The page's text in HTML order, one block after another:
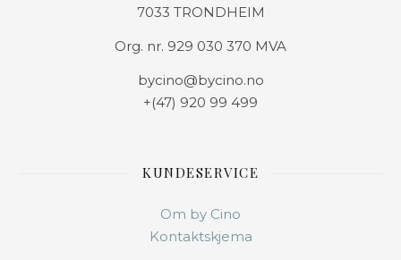
7033 TRONDHEIM
Org. nr. 929 030 370 MVA
bycino@bycino.no
+(47) 920 99 499
KUNDESERVICE
Om by Cino
Kontaktskjema